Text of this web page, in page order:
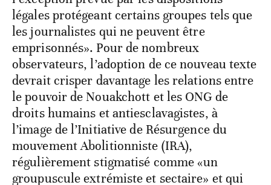
légales protégeant certains groupes tels que
les journalistes qui ne peuvent être
emprisonnés». Pour de nombreux
observateurs, l’adoption de ce nouveau texte
devrait crisper davantage les relations entre
le pouvoir de Nouakchott et les ONG de
droits humains et antiesclavagistes, à
l’image de l’Initiative de Résurgence du
mouvement Abolitionniste (IRA),
régulièrement stigmatisé comme «un
groupuscule extrémiste et sectaire» et qui